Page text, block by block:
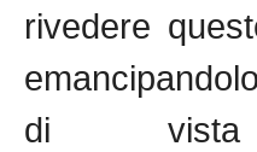
rivedere
di